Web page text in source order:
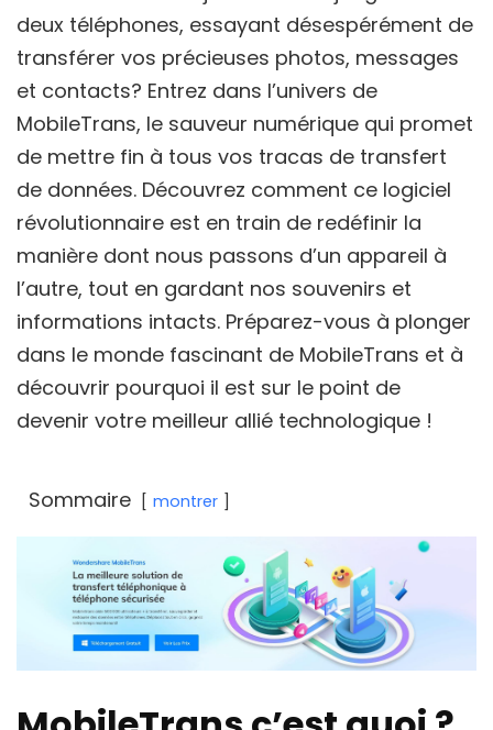
deux téléphones, essayant désespérément de
transférer vos précieuses photos, messages
et contacts? Entrez dans l’univers de
MobileTrans, le sauveur numérique qui promet
de mettre fin à tous vos tracas de transfert
de données. Découvrez comment ce logiciel
révolutionnaire est en train de redéfinir la
manière dont nous passons d’un appareil à
l’autre, tout en gardant nos souvenirs et
informations intacts. Préparez-vous à plonger
dans le monde fascinant de MobileTrans et à
découvrir pourquoi il est sur le point de
devenir votre meilleur allié technologique !
Sommaire montrer